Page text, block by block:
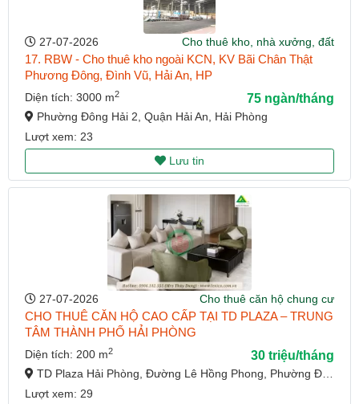
27-07-2026 Cho thuê kho, nhà xưởng, đất
17. RBW - Cho thuê kho ngoài KCN, KV Bãi Chân Thật
Phương Đông, Đình Vũ, Hải An, HP
Diện tích: 3000 m2 75 ngàn/tháng
Phường Đông Hải 2, Quận Hải An, Hải Phòng
Lượt xem: 23
Lưu tin
27-07-2026 Cho thuê căn hộ chung cư
CHO THUÊ CĂN HỘ CAO CẤP TẠI TD PLAZA – TRUNG
TÂM THÀNH PHỐ HẢI PHÒNG
Diện tích: 200 m2 30 triệu/tháng
TD Plaza Hải Phòng, Đường Lê Hồng Phong, Phường Đông Khê, Quận Ngô Quyền, Hải Phòng
Lượt xem: 29